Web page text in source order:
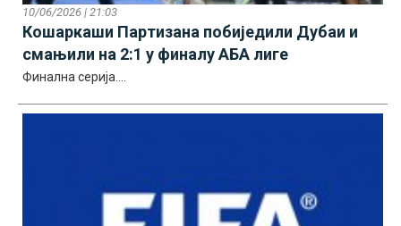
10/06/2026 | 21:03
Кошаркаши Партизана побиједили Дубаи и
смањили на 2:1 у финалу АБА лиге
Финална серија....